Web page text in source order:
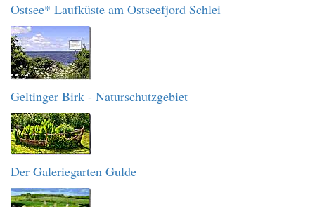
Ostsee* Laufküste am Ostseefjord Schlei
Geltinger Birk - Naturschutzgebiet
Der Galeriegarten Gulde